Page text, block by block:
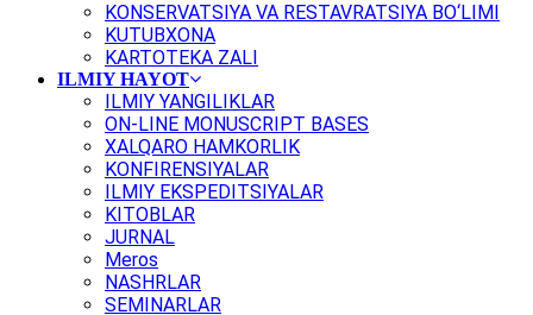
KONSERVATSIYA VA RESTAVRATSIYA BO‘LIMI
KUTUBXONA
KARTOTEKA ZALI
ILMIY HAYOT
ILMIY YANGILIKLAR
ON-LINE MONUSCRIPT BASES
XALQARO HAMKORLIK
KONFIRENSIYALAR
ILMIY EKSPEDITSIYALAR
KITOBLAR
JURNAL
Meros
NASHRLAR
SEMINARLAR